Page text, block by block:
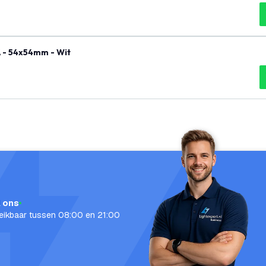
met USB - 2x USB A - 54x54mm - Wit
ons
tussen 08:00 en 21:00